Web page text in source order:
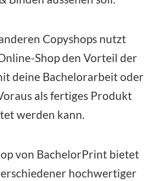
Copyshops nutzt
Shop den Vorteil der
deine Bachelorarbeit oder
als fertiges Produkt
werden kann.
von BachelorPrint bietet
hochwertiger